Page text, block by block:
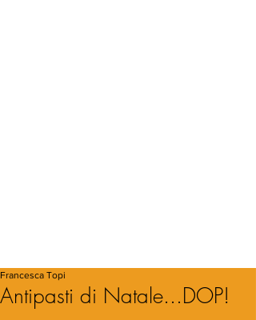
Antipasti di Natale...DOP!
Francesca Topi